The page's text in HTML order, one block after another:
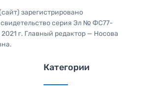
зарегистрировано
серия Эл № ФС77-
г. Главный редактор — Носова
Категории